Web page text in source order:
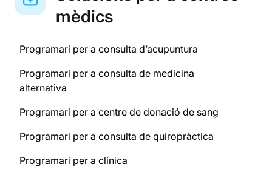
mèdics
Programari per a consulta d’acupuntura
Programari per a consulta de medicina
alternativa
Programari per a centre de donació de sang
Programari per a consulta de quiropràctica
Programari per a clínica